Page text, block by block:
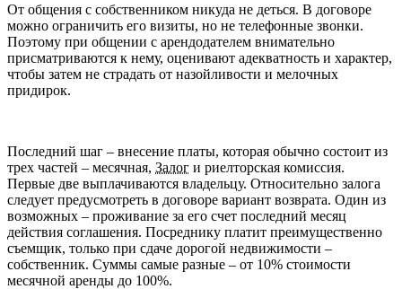
От общения с собственником никуда не деться. В договоре
можно ограничить его визиты, но не телефонные звонки.
Поэтому при общении с арендодателем внимательно
присматриваются к нему, оценивают адекватность и характер,
чтобы затем не страдать от назойливости и мелочных
придирок.
Последний шаг – внесение платы, которая обычно состоит из
трех частей – месячная, Залог и риелторская комиссия.
Первые две выплачиваются владельцу. Относительно залога
следует предусмотреть в договоре вариант возврата. Один из
возможных – проживание за его счет последний месяц
действия соглашения. Посреднику платит преимущественно
съемщик, только при сдаче дорогой недвижимости –
собственник. Суммы самые разные – от 10% стоимости
месячной аренды до 100%.